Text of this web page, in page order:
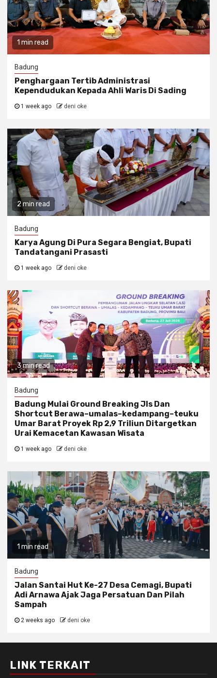
1 min read
Badung
Penghargaan Tertib Administrasi
Kependudukan Kepada Ahli Waris Di Sading
1 week ago deni oke
2 min read
Badung
Karya Agung Di Pura Segara Bengiat, Bupati
Tandatangani Prasasti
1 week ago deni oke
3 min read
Badung
Badung Mulai Ground Breaking Jls Dan
Shortcut Berawa–umalas–kedampang–teuku
Umar Barat Proyek Rp 2,9 Triliun Ditargetkan
Urai Kemacetan Kawasan Wisata
1 week ago deni oke
1 min read
Badung
Jalan Santai Hut Ke-27 Desa Cemagi, Bupati
Adi Arnawa Ajak Jaga Persatuan Dan Pilah
Sampah
2 weeks ago deni oke
LINK TERKAIT